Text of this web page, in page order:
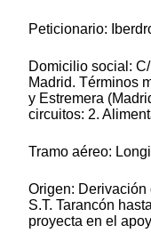
Peticionario:
Domicilio social:
Madrid. Términos
y Estremera
circuitos: 2.
Tramo aéreo:
Origen: Derivación
S.T. Tarancón
proyecta en el